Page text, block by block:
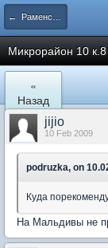
← Раменское
Микрорайон 10
«
Назад
jijio
10 Feb 2009
podruzka, on
Куда
На Мальдивы не